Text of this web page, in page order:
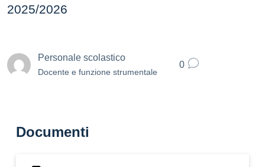
2025/2026
Personale scolastico
Docente e funzione strumentale
0
Documenti